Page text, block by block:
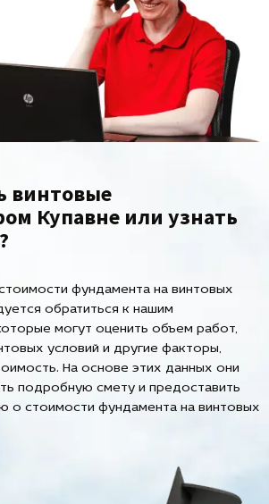
винтовые
Купавне или узнать
фундамента на винтовых
обратиться к нашим
могут оценить объем работ,
условий и другие факторы,
На основе этих данных они
подробную смету и предоставить
о стоимости фундамента на винтовых